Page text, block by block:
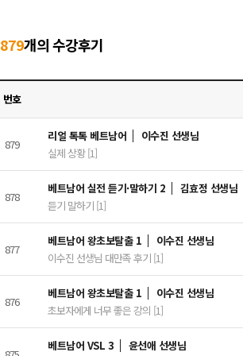
879개의 수강후기
번호
879
리얼 톡톡 베트남어
이수진 선생님
실제 상황 [1]
878
베트남어 실전 듣기·말하기 2
김효정 선생님
듣기 말하기 [1]
877
베트남어 왕초보탈출 1
이수진 선생님
이수진 선생님 대만족 후기 [1]
876
베트남어 왕초보탈출 1
이수진 선생님
초보자에게 너무 좋은 강의 [1]
베트남어 VSL 3
윤선애 선생님